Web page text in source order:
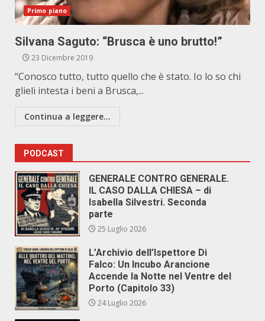
Primo piano
Silvana Saguto: “Brusca è uno brutto!”
23 Dicembre 2019
“Conosco tutto, tutto quello che è stato. Io lo so chi
glieli intesta i beni a Brusca,...
Continua a leggere...
PODCAST
GENERALE CONTRO GENERALE.
IL CASO DALLA CHIESA – di
Isabella Silvestri. Seconda
parte
25 Luglio 2026
L’Archivio dell’Ispettore Di
Falco: Un Incubo Arancione
Accende la Notte nel Ventre del
Porto (Capitolo 33)
24 Luglio 2026